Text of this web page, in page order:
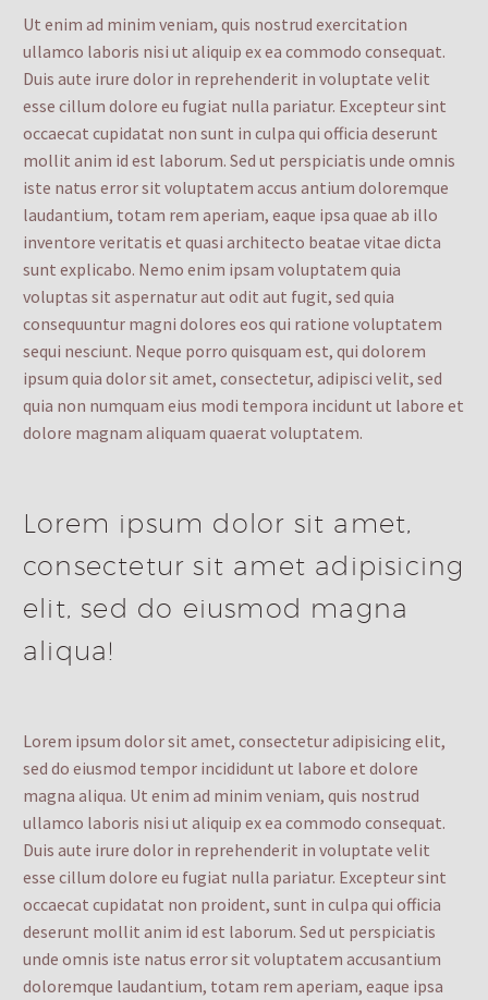
Ut enim ad minim veniam, quis nostrud exercitation
ullamco laboris nisi ut aliquip ex ea commodo consequat.
Duis aute irure dolor in reprehenderit in voluptate velit
esse cillum dolore eu fugiat nulla pariatur. Excepteur sint
occaecat cupidatat non sunt in culpa qui officia deserunt
mollit anim id est laborum. Sed ut perspiciatis unde omnis
iste natus error sit voluptatem accus antium doloremque
laudantium, totam rem aperiam, eaque ipsa quae ab illo
inventore veritatis et quasi architecto beatae vitae dicta
sunt explicabo. Nemo enim ipsam voluptatem quia
voluptas sit aspernatur aut odit aut fugit, sed quia
consequuntur magni dolores eos qui ratione voluptatem
sequi nesciunt. Neque porro quisquam est, qui dolorem
ipsum quia dolor sit amet, consectetur, adipisci velit, sed
quia non numquam eius modi tempora incidunt ut labore et
dolore magnam aliquam quaerat voluptatem.
Lorem ipsum dolor sit amet,
consectetur sit amet adipisicing
elit, sed do eiusmod magna
aliqua!
Lorem ipsum dolor sit amet, consectetur adipisicing elit,
sed do eiusmod tempor incididunt ut labore et dolore
magna aliqua. Ut enim ad minim veniam, quis nostrud
ullamco laboris nisi ut aliquip ex ea commodo consequat.
Duis aute irure dolor in reprehenderit in voluptate velit
esse cillum dolore eu fugiat nulla pariatur. Excepteur sint
occaecat cupidatat non proident, sunt in culpa qui officia
deserunt mollit anim id est laborum. Sed ut perspiciatis
unde omnis iste natus error sit voluptatem accusantium
doloremque laudantium, totam rem aperiam, eaque ipsa